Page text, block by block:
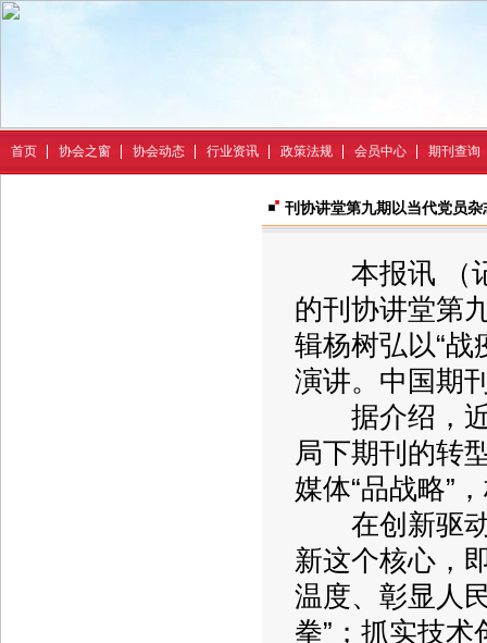
首页 协会之窗 协会动态 行业资讯 政策法规 会员中心 期刊查询
刊协讲堂第九期以当代党员
本报讯 （记
的刊协讲堂第
辑杨树弘以“战
演讲。中国期
据介绍，近
局下期刊的转
媒体“品战略”
在创新驱动
新这个核心，
温度、彰显人
拳”；抓实技